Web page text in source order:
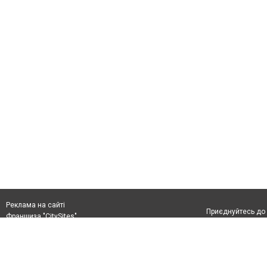
Реклама на сайті
Франшиза "CitySites"
Приєднуйтесь до